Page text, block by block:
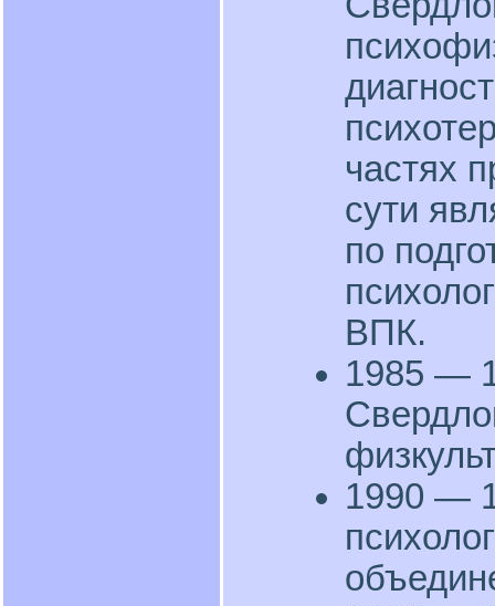
частях
сути
по
ВПК.
1985 —
1990 —